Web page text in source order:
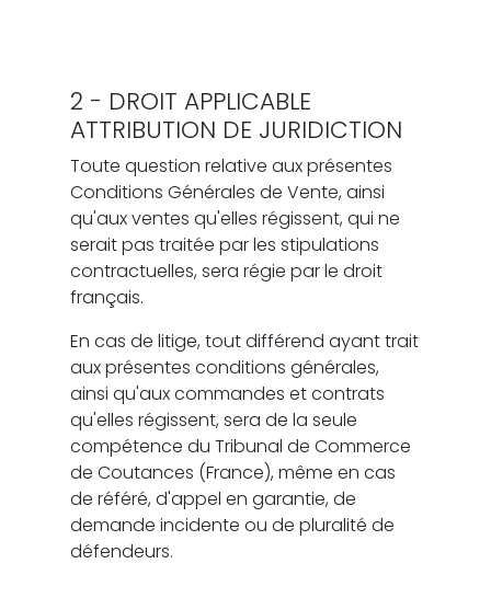
2 - DROIT APPLICABLE
ATTRIBUTION DE JURIDICTION
Toute question relative aux présentes
Conditions Générales de Vente, ainsi
qu'aux ventes qu'elles régissent, qui ne
serait pas traitée par les stipulations
contractuelles, sera régie par le droit
français.
En cas de litige, tout différend ayant trait
aux présentes conditions générales,
ainsi qu'aux commandes et contrats
qu'elles régissent, sera de la seule
compétence du Tribunal de Commerce
de Coutances (France), même en cas
de référé, d'appel en garantie, de
demande incidente ou de pluralité de
défendeurs.